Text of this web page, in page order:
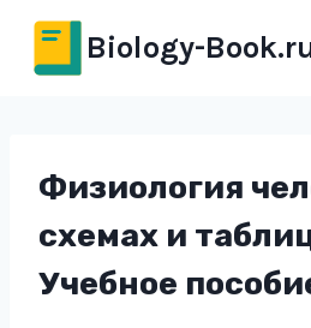
Перейти
содержимому
Biology-
Физиология
схемах и
Учебное